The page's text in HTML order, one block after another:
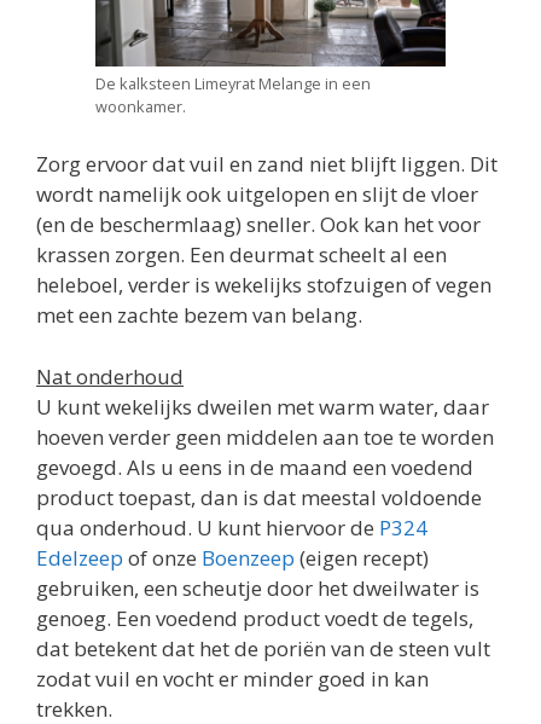
De kalksteen Limeyrat Melange in een
woonkamer.
Zorg ervoor dat vuil en zand niet blijft liggen. Dit
wordt namelijk ook uitgelopen en slijt de vloer
(en de beschermlaag) sneller. Ook kan het voor
krassen zorgen. Een deurmat scheelt al een
heleboel, verder is wekelijks stofzuigen of vegen
met een zachte bezem van belang.
Nat onderhoud
U kunt wekelijks dweilen met warm water, daar
hoeven verder geen middelen aan toe te worden
gevoegd. Als u eens in de maand een voedend
product toepast, dan is dat meestal voldoende
qua onderhoud. U kunt hiervoor de P324
Edelzeep of onze Boenzeep (eigen recept)
gebruiken, een scheutje door het dweilwater is
genoeg. Een voedend product voedt de tegels,
dat betekent dat het de poriën van de steen vult
zodat vuil en vocht er minder goed in kan
trekken.